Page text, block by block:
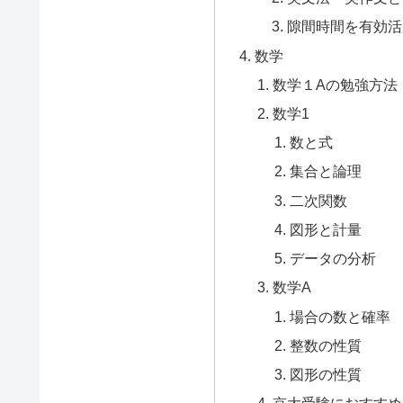
隙間時間を有効
数学
数学１Aの勉強方法
数学1
数と式
集合と論理
二次関数
図形と計量
データの分析
数学A
場合の数と確率
整数の性質
図形の性質